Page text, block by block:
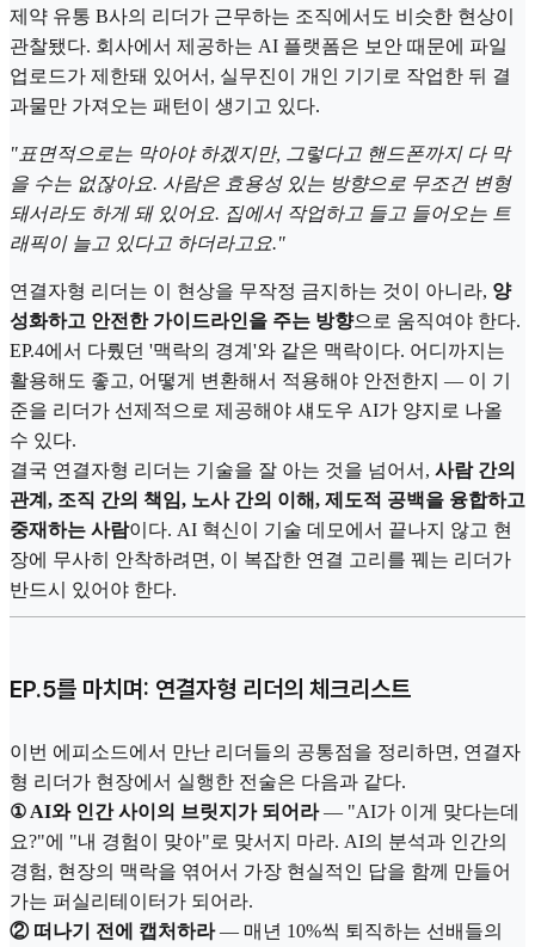
제약 유통 B사의 리더가 근무하는 조직에서도 비슷한 현상이
관찰됐다. 회사에서 제공하는 AI 플랫폼은 보안 때문에 파일
업로드가 제한돼 있어서, 실무진이 개인 기기로 작업한 뒤 결
과물만 가져오는 패턴이 생기고 있다.
"표면적으로는 막아야 하겠지만, 그렇다고 핸드폰까지 다 막
을 수는 없잖아요. 사람은 효용성 있는 방향으로 무조건 변형
돼서라도 하게 돼 있어요. 집에서 작업하고 들고 들어오는 트
래픽이 늘고 있다고 하더라고요."
연결자형 리더는 이 현상을 무작정 금지하는 것이 아니라, 양
성화하고 안전한 가이드라인을 주는 방향으로 움직여야 한다.
EP.4에서 다뤘던 '맥락의 경계'와 같은 맥락이다. 어디까지는
활용해도 좋고, 어떻게 변환해서 적용해야 안전한지 — 이 기
준을 리더가 선제적으로 제공해야 섀도우 AI가 양지로 나올
수 있다.
결국 연결자형 리더는 기술을 잘 아는 것을 넘어서, 사람 간의
관계, 조직 간의 책임, 노사 간의 이해, 제도적 공백을 융합하고
중재하는 사람이다. AI 혁신이 기술 데모에서 끝나지 않고 현
장에 무사히 안착하려면, 이 복잡한 연결 고리를 꿰는 리더가
반드시 있어야 한다.
EP.5를 마치며: 연결자형 리더의 체크리스트
이번 에피소드에서 만난 리더들의 공통점을 정리하면, 연결자
형 리더가 현장에서 실행한 전술은 다음과 같다.
① AI와 인간 사이의 브릿지가 되어라— "AI가 이게 맞다는데
요?"에 "내 경험이 맞아"로 맞서지 마라. AI의 분석과 인간의
경험, 현장의 맥락을 엮어서 가장 현실적인 답을 함께 만들어
가는 퍼실리테이터가 되어라.
② 떠나기 전에 캡처하라— 매년 10%씩 퇴직하는 선배들의